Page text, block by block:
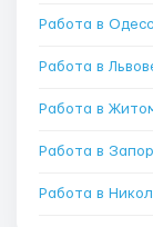
Работа в
Работа в
Работа в
Работа в
Работа в